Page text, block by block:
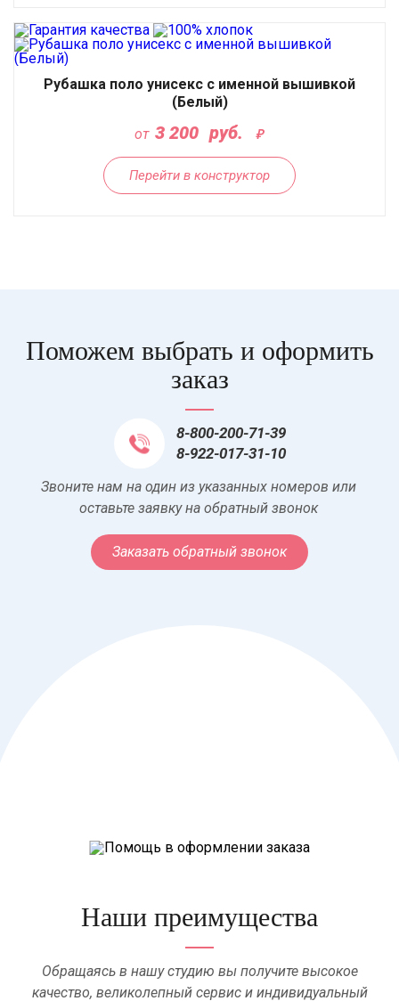
Рубашка поло унисекс с именной вышивкой
(Белый)
от 3 200 руб.
Перейти в конструктор
Поможем выбрать и оформить
заказ
8-800-200-71-39
8-922-017-31-10
Звоните нам на один из указанных номеров или
оставьте заявку на обратный звонок
Заказать обратный звонок
Наши преимущества
Обращаясь в нашу студию вы получите высокое
качество, великолепный сервис и индивидуальный